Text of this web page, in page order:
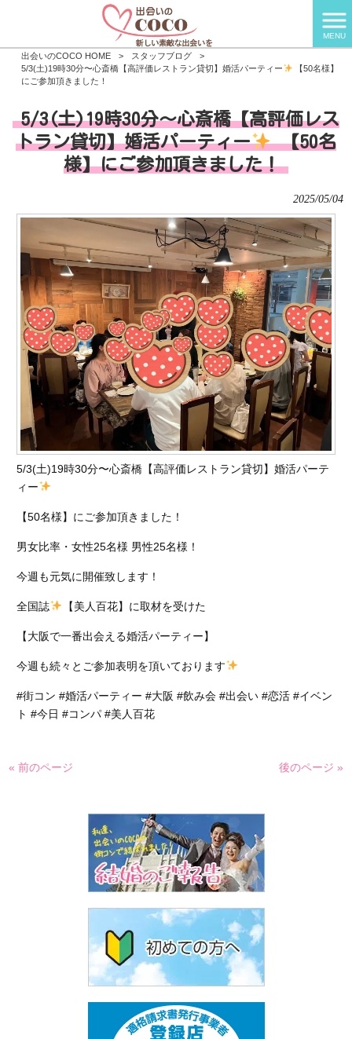
MENU
出会いのCOCO HOME > スタッフブログ
>
5/3(土)19時30分〜心斎橋【高評価レストラン貸切】婚活パーティー
【50名様】
にご参加頂きました！
5/3(土)19時30分〜心斎橋【高評価レス
トラン貸切】婚活パーティー
【50名
様】にご参加頂きました！
2025/05/04
5/3(土)19時30分〜心斎橋【高評価レストラン貸切】婚活パーテ
ィー
【50名様】にご参加頂きました！
男女比率・女性25名様 男性25名様！
今週も元気に開催致します！
全国誌 【美人百花】に取材を受けた
【大阪で一番出会える婚活パーティー】
今週も続々とご参加表明を頂いております
#街コン #婚活パーティー #大阪 #飲み会 #出会い #恋活 #イベン
ト #今日 #コンパ #美人百花
« 前のページ 後のページ »